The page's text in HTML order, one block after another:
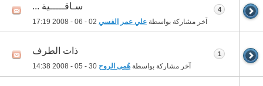
سـاقـــــية ...
آخر مشاركة بواسطة علي عمر الفسي 17:19
4
ذات الطرف
آخر مشاركة بواسطة هُمى الروح 14:38
1